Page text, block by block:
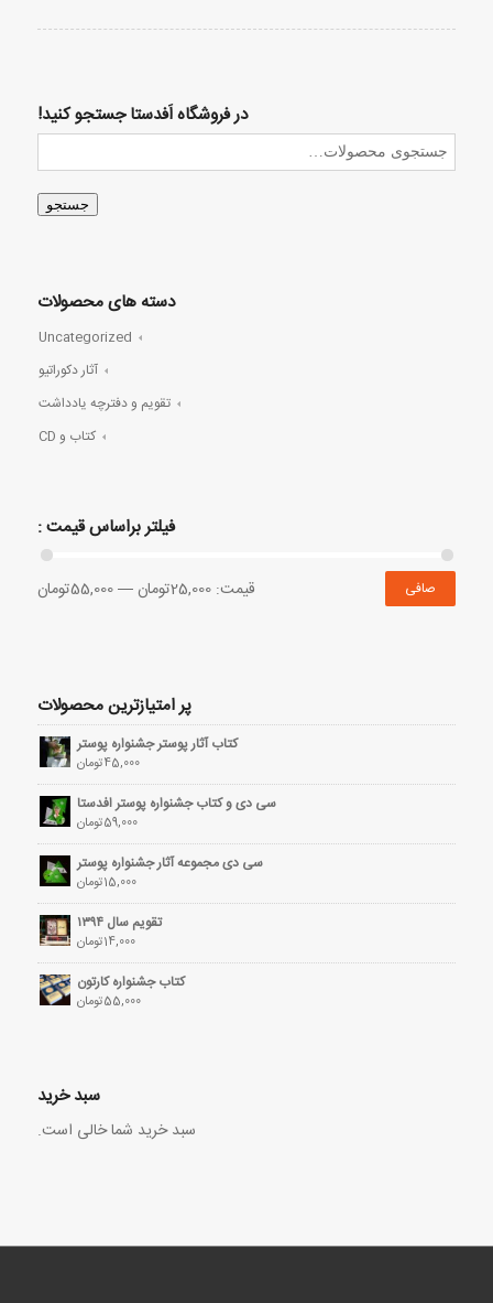
در فروشگاه اَفدستا جستجو کنید!
جستجو
دسته های محصولات
Uncategorized
آثار دکوراتیو
تقویم و دفترچه یادداشت
کتاب و CD
فیلتر براساس قیمت :
صافی قيمت:25,000تومان —55,000تومان
پر امتیازترین محصولات
کتاب آثار پوستر جشنواره پوستر
45,000تومان
سی دی و کتاب جشنواره پوستر افدستا
59,000تومان
سی دی مجموعه آثار جشنواره پوستر
15,000تومان
تقویم سال ۱۳۹۴
14,000تومان
کتاب جشنواره کارتون
55,000تومان
سبد خرید
سبد خرید شما خالی است.